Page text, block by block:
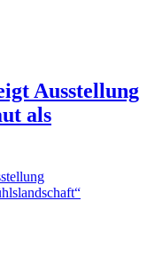
Ausstellung
als